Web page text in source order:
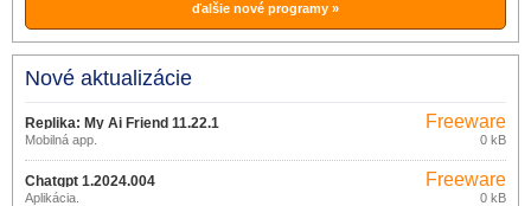
ďalšie nové programy »
Nové aktualizácie
Replika: My Ai Friend 11.22.1
Mobilná app.
Freeware
0 kB
Chatgpt 1.2024.004
Aplikácia.
Freeware
0 kB